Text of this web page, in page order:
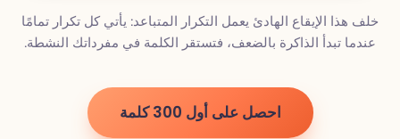
خلف هذا الإيقاع الهادئ يعمل التكرار المتباعد: يأتي كل تكرار تمامًا
عندما تبدأ الذاكرة بالضعف، فتستقر الكلمة في مفرداتك النشطة.
احصل على أول 300 كلمة